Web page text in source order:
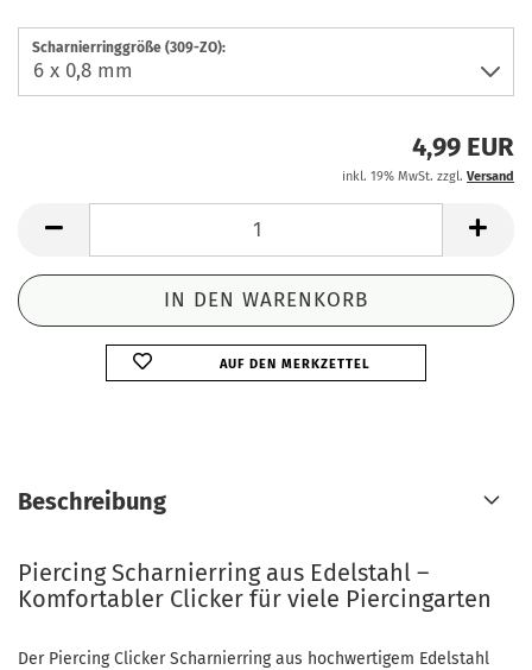
Scharnierringgröße (309-ZO):
4,99 EUR
inkl. 19% MwSt. zzgl. Versand
AUF DEN MERKZETTEL
Beschreibung
Piercing Scharnierring aus Edelstahl –
Komfortabler Clicker für viele Piercingarten
Der Piercing Clicker Scharnierring aus hochwertigem Edelstahl